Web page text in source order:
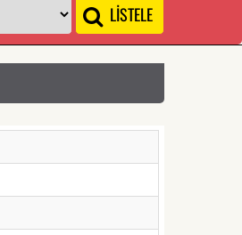
LİSTELE